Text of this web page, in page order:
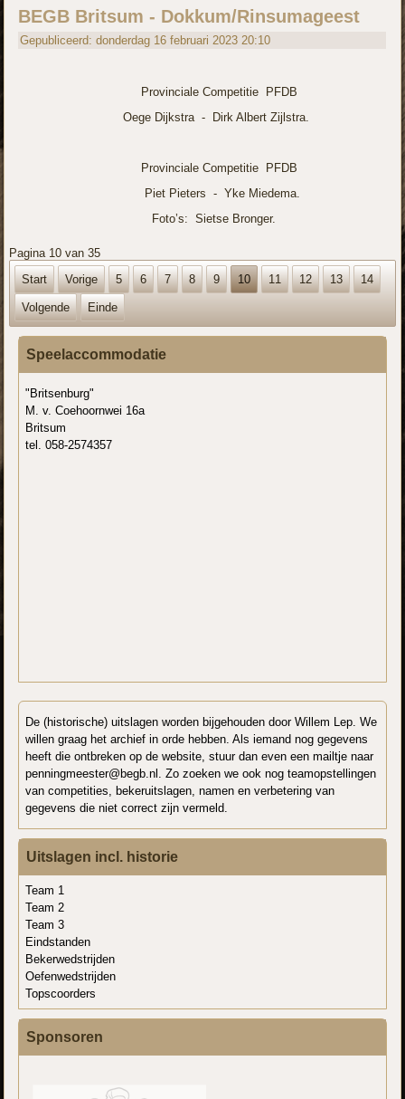
BEGB Britsum - Dokkum/Rinsumageest
Gepubliceerd: donderdag 16 februari 2023 20:10
Provinciale Competitie PFDB
Oege Dijkstra - Dirk Albert Zijlstra.
Provinciale Competitie PFDB
Piet Pieters - Yke Miedema.
Foto’s: Sietse Bronger.
Pagina 10 van 35
Start
Vorige 5 6 7 8 9 10 11 12 13 14
Volgende Einde
Speelaccommodatie
"Britsenburg"
M. v. Coehoornwei 16a
Britsum
tel. 058-2574357
De (historische) uitslagen worden bijgehouden door Willem Lep. We
willen graag het archief in orde hebben. Als iemand nog gegevens
heeft die ontbreken op de website, stuur dan even een mailtje naar
penningmeester@begb.nl. Zo zoeken we ook nog teamopstellingen
van competities, bekeruitslagen, namen en verbetering van
gegevens die niet correct zijn vermeld.
Uitslagen incl. historie
Team 1
Team 2
Team 3
Eindstanden
Bekerwedstrijden
Oefenwedstrijden
Topscoorders
Sponsoren